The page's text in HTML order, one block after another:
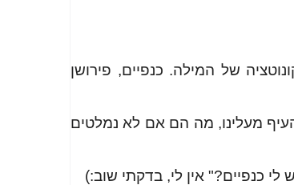
של המילה. כנפיים, פירושן
מעלינו, מה הם אם לא נמלטים
כנפיים?" אין לי, בדקתי שוב:)